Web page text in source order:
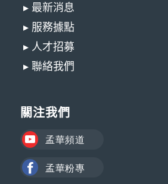
▸ 最新消息
▸ 服務據點
▸ 人才招募
▸ 聯絡我們
關注我們